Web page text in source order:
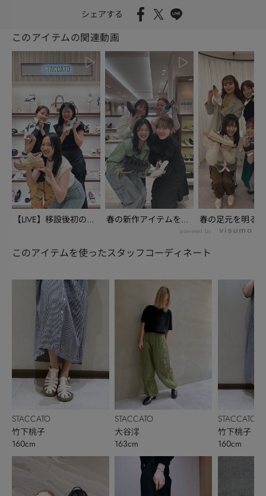
シェアする
このアイテムの関連動画
【LIVE】移設後初の銀
春の新作アイテムを、
銀座三越店からご紹
春の足元を明る
新作アイテムを
powered by
このアイテムを使ったスタッフコーディネート
STACCATO
竹下桃子
160cm
STACCATO
大谷澪
163cm
STACCATO
竹下桃子
160cm